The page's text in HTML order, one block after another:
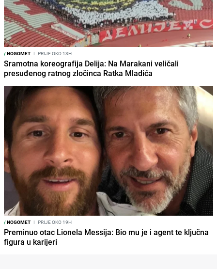
/NOGOMET I PRIJE OKO 13H
Sramotna koreografija Delija: Na Marakani veličali
presuđenog ratnog zločinca Ratka Mladića
/NOGOMET I PRIJE OKO 19H
Preminuo otac Lionela Messija: Bio mu je i agent te ključna
figura u karijeri